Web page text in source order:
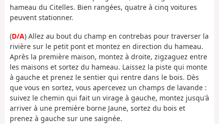
hameau du Citelles. Bien rangées, quatre à cinq voitures
peuvent stationner.
(D/A) Allez au bout du champ en contrebas pour traverser la
rivière sur le petit pont et montez en direction du hameau.
Après la première maison, montez à droite, zigzaguez entre
les maisons et sortez du hameau. Laissez la piste qui monte
à gauche et prenez le sentier qui rentre dans le bois. Dès
que vous en sortez, vous apercevez un champs de lavande :
suivez le chemin qui fait un virage à gauche, montez jusqu'à
arriver à une première borne Jaune, sortez du bois et
prenez à gauche sur une saignée.